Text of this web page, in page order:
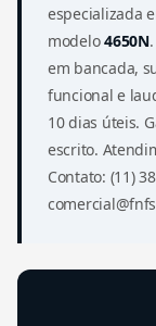
especializada
modelo4650N
em bancada,
funcional e
10 dias úteis.
escrito.
Contato: (11)